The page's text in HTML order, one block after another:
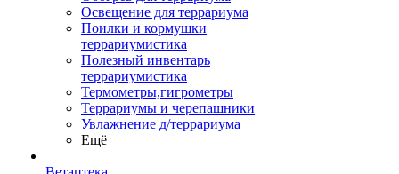
Освещение для террариума
Поилки и кормушки
террариумистика
Полезный инвентарь
террариумистика
Термометры,гигрометры
Террариумы и черепашники
Увлажнение д/террариума
Ещё